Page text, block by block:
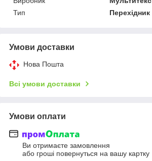
Тип
Перехідник
Умови доставки
Нова Пошта
Всі умови доставки
Умови оплати
Ви отримаєте замовлення
або гроші повернуться на вашу картку